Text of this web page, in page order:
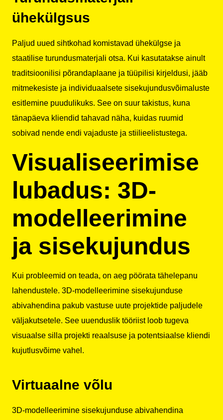
ühekülgsus
Paljud uued sihtkohad komistavad ühekülgse ja
staatilise turundusmaterjali otsa. Kui kasutatakse ainult
traditsioonilisi põrandaplaane ja tüüpilisi kirjeldusi, jääb
mitmekesiste ja individuaalsete sisekujundusvõimaluste
esitlemine puudulikuks. See on suur takistus, kuna
tänapäeva kliendid tahavad näha, kuidas ruumid
sobivad nende endi vajaduste ja stiilieelistustega.
Visualiseerimise
lubadus: 3D-
modelleerimine
ja sisekujundus
Kui probleemid on teada, on aeg pöörata tähelepanu
lahendustele. 3D-modelleerimine sisekujunduse
abivahendina pakub vastuse uute projektide paljudele
väljakutsetele. See uuenduslik tööriist loob tugeva
visuaalse silla projekti reaalsuse ja potentsiaalse kliendi
kujutlusvõime vahel.
Virtuaalne võlu
3D-modelleerimine sisekujunduse abivahendina